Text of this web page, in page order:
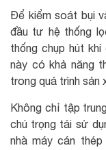
Để kiểm soát bụi
đầu tư hệ thống
thống chụp hút
này có khả năng
trong quá trình sản
Không chỉ tập
chú trọng tái sử
nhà máy cán